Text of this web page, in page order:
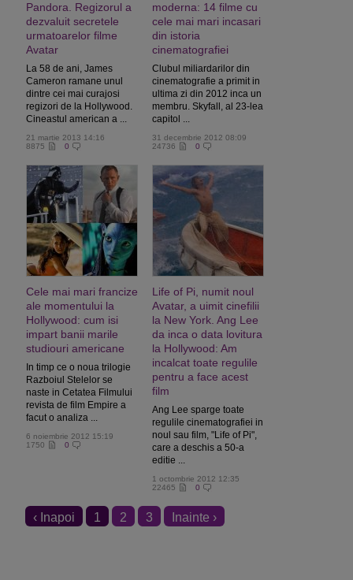
Pandora. Regizorul a
dezvaluit secretele
urmatoarelor filme
Avatar
La 58 de ani, James
Cameron ramane unul
dintre cei mai curajosi
regizori de la Hollywood.
Cineastul american a ...
21 martie 2013 14:16
8875
0
moderna: 14 filme cu
cele mai mari incasari
din istoria
cinematografiei
Clubul miliardarilor din
cinematografie a primit in
ultima zi din 2012 inca un
membru. Skyfall, al 23-lea
capitol ...
31 decembrie 2012 08:09
24736
0
Cele mai mari francize
ale momentului la
Hollywood: cum isi
impart banii marile
studiouri americane
In timp ce o noua trilogie
Razboiul Stelelor se
naste in Cetatea Filmului
revista de film Empire a
facut o analiza ...
6 noiembrie 2012 15:19
1750
0
Life of Pi, numit noul
Avatar, a uimit cinefilii
la New York. Ang Lee
da inca o data lovitura
la Hollywood: Am
incalcat toate regulile
pentru a face acest
film
Ang Lee sparge toate
regulile cinematografiei in
noul sau film, "Life of Pi",
care a deschis a 50-a
editie ...
1 octombrie 2012 12:35
22465
0
‹ Inapoi 1 2 3 Inainte ›